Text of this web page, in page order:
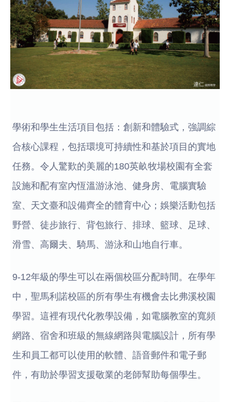
學術和學生生活項目包括：創新和體驗式，強調綜
合核心課程，包括環境可持續性和基於項目的實地
任務。令人驚歎的美麗的180英畝牧場校園有全套
設施和配有室內恆溫游泳池、健身房、電腦實驗
室、天文臺和設備齊全的體育中心；娛樂活動包括
野營、徒步旅行、背包旅行、排球、籃球、足球、
滑雪、高爾夫、騎馬、游泳和山地自行車。
9-12年級的學生可以在兩個校區分配時間。在學年
中，聖馬利諾校區的所有學生有機會去比弗溪校園
學習。這裡有現代化教學設備，如電腦教室的寬頻
網路、宿舍和班級的無線網路與電腦設計，所有學
生和員工都可以使用的軟體、語音郵件和電子郵
件，有助於學習支援敬業的老師幫助每個學生。